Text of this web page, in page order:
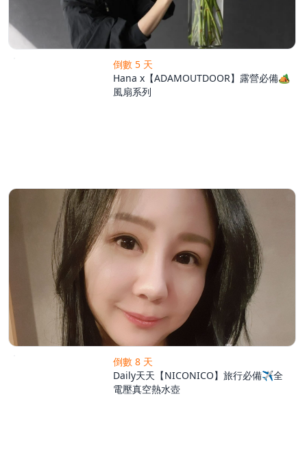
倒數 5 天
Hana x【ADAMOUTDOOR】露營必備🏕️
風扇系列
倒數 8 天
Daily天天【NICONICO】旅行必備✈全
電壓真空熱水壺